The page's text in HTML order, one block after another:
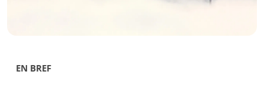
EN BREF